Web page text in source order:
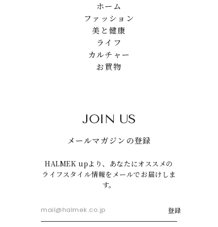
ホーム
ファッション
美と健康
ライフ
カルチャー
お買物
JOIN US
メールマガジンの登録
HALMEK upより、あなたにオススメの
ライフスタイル情報をメールでお届けしま
す。
登録